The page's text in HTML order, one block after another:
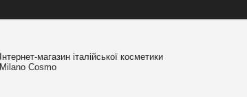
Інтернет-магазин італійської косметики
Milano Cosmo